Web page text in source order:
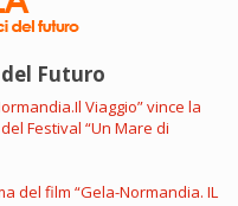
del Futuro
Viaggio” vince la
Festival “Un Mare di
del film “Gela-Normandia. IL